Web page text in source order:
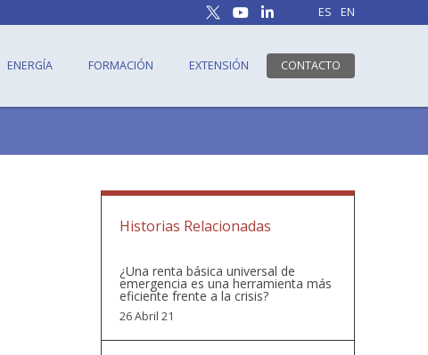
ES EN
ENERGÍA FORMACIÓN EXTENSIÓN CONTACTO
Historias Relacionadas
¿Una renta básica universal de
emergencia es una herramienta más
eficiente frente a la crisis?
26 Abril 21